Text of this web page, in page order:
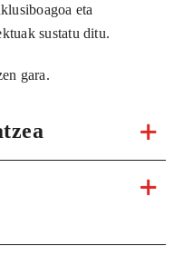
eta
sustatu ditu.
gara.